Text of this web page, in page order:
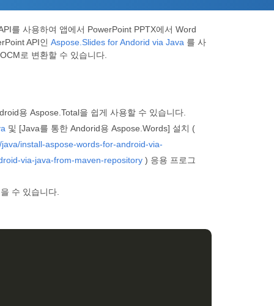
를 사용하여 앱에서 PowerPoint PPTX에서 Word
API인 Aspose.Slides for Andorid via Java 를 사
로 변환할 수 있습니다.
용 Aspose.Total을 쉽게 사용할 수 있습니다.
및 [Java를 통한 Andorid용 Aspose.Words] 설치 (
install-aspose-words-for-android-via-
via-java-from-maven-repository ) 응용 프로그
수 있습니다.